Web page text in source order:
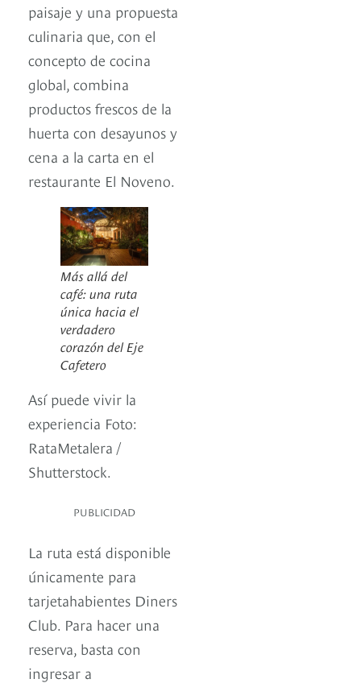
paisaje y una propuesta
culinaria que, con el
concepto de cocina
global, combina
productos frescos de la
huerta con desayunos y
cena a la carta en el
restaurante El Noveno.
Más allá del
café: una ruta
única hacia el
verdadero
corazón del Eje
Cafetero
Así puede vivir la
experiencia Foto:
RataMetalera /
Shutterstock.
PUBLICIDAD
La ruta está disponible
únicamente para
tarjetahabientes Diners
Club. Para hacer una
reserva, basta con
ingresar a